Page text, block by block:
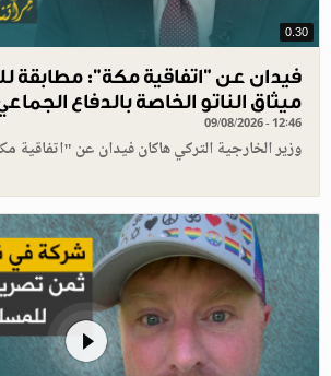
0.30
ميثاق الناتو الخاصة بالدفاع
09/08/2026 - 12:46
وزير الخارجية التركي هاكان فيدان عن